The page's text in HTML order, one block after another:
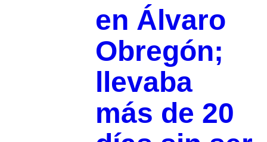
en Álvaro
Obregón;
llevaba
más de 20